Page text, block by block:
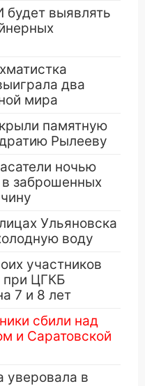
будет выявлять
два
мира
памятную
Рылееву
ночью
заброшенных
Ульяновска
воду
участников
при ЦГКБ
7 и 8 лет
сбили над
и Саратовской
в